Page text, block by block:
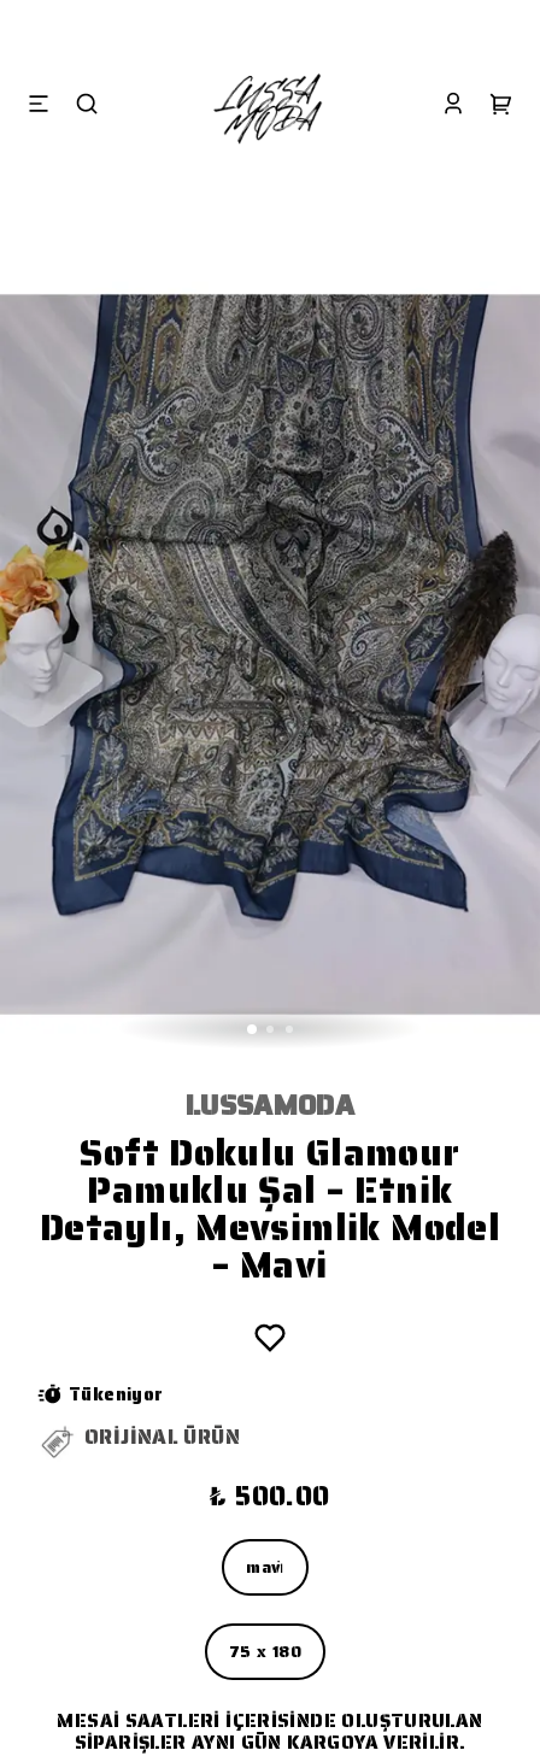
LUSSAMODA
Soft Dokulu Glamour
Pamuklu Şal – Etnik
Detaylı, Mevsimlik Model
– Mavi
Tükeniyor
ORİJİNAL ÜRÜN
₺ 500.00
mavi̇
75 x 180
MESAİ SAATLERİ İÇERİSİNDE OLUŞTURULAN
SİPARİŞLER AYNI GÜN KARGOYA VERİLİR.